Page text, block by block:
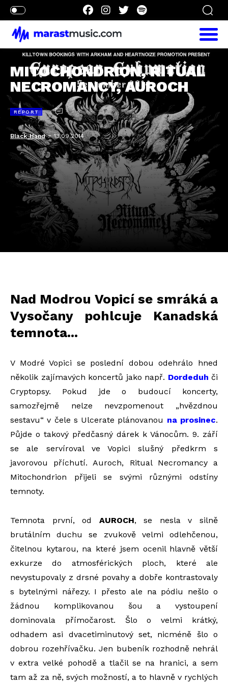
MITOCHONDRION, RITUAL
NECROMANCY, AUROCH
REPORT
Black_Hand-13.09.2014
Nad Modrou Vopicí se smráká a
Vysočany pohlcuje Kanadská
temnota...
V Modré Vopici se poslední dobou odehrálo hned
několik zajímavých koncertů jako např. Dordeduh či
Cryptopsy. Pokud jde o budoucí koncerty,
samozřejmě nelze nevzpomenout „hvězdnou
sestavu“ v čele s Ulcerate plánovanou na prosinec.
Půjde o takový předčasný dárek k Vánocům. 9. září
se ale servíroval ve Vopici slušný předkrm s
javorovou příchutí. Auroch, Ritual Necromancy a
Mitochondrion přijeli se svými různými odstíny
temnoty.
Temnota první, od AUROCH, se nesla v silně
brutálním duchu se zvukově velmi odlehčenou,
čitelnou kytarou, na které jsem ocenil hlavně větší
exkurze do atmosférických ploch, které ale
nevystupovaly z drsné povahy a dobře kontrastovaly
s bytelnými nářezy. I přesto ale na pódiu nešlo o
žádnou komplikovanou šou a vystoupení
dominovala přímočarost. Šlo o velmi krátký,
odhadem asi dvacetiminutový set, nicméně šlo o
dobrou rozehřívačku. Jen bubeník rozhodně nehrál
v extra velké pohodě a tlačil se na hranici, a sem
tam až za ně, svých možností, a to hlavně v rychlých